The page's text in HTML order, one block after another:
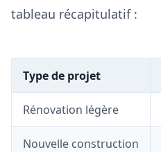
tableau récapitulatif :
Type de projet
Rénovation légère
Nouvelle construction